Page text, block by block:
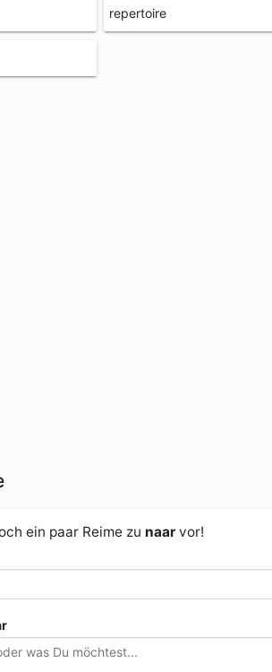
repertoire
ein paar Reime zu naar vor!